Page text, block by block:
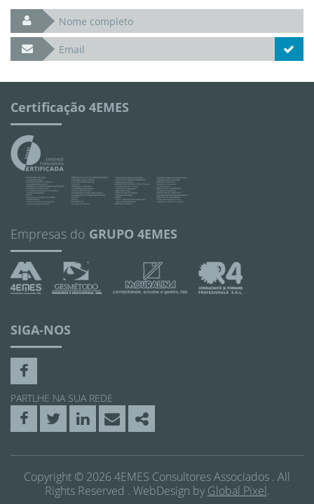
Certificação 4EMES
Empresas do GRUPO 4EMES
SIGA-NOS
PARTLHE NA SUA REDE
FacebookTwitterLinkedin
Email
Copyright © 2026 4EMES Consultores Associados . All
Rights Reserved . WebDesign by Global Pixel.